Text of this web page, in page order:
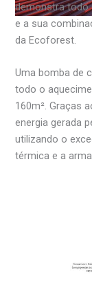
demonstra todo
e a sua
da Ecoforest.
Uma bomba de
todo o
160m². Graças
energia gerada
utilizando o
térmica e a